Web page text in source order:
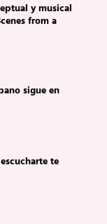
y musical
from a
sigue en
te